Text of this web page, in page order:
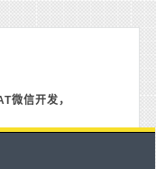
微信开发，